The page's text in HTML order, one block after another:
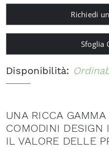
Richiedi
Sfoglia
Disponibilità:
UNA RICCA
COMODINI DESIGN
IL VALORE DELLE